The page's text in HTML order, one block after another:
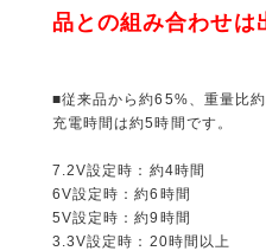
品との組み合わせは
■従来品から約65%、重量比
充電時間は約5時間です。
7.2V設定時：約4時間
6V設定時：約6時間
5V設定時：約9時間
3.3V設定時：20時間以上